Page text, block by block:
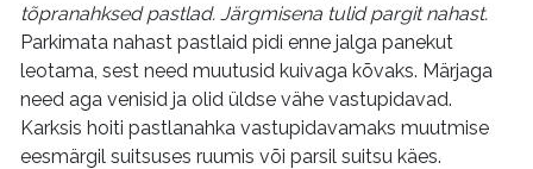
tõpranahksed pastlad. Järgmisena tulid pargit nahast.
Parkimata nahast pastlaid pidi enne jalga panekut
leotama, sest need muutusid kuivaga kõvaks. Märjaga
need aga venisid ja olid üldse vähe vastupidavad.
Karksis hoiti pastlanahka vastupidavamaks muutmise
eesmärgil suitsuses ruumis või parsil suitsu käes.